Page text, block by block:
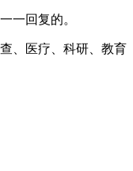
一回复的。
、医疗、科研、教育